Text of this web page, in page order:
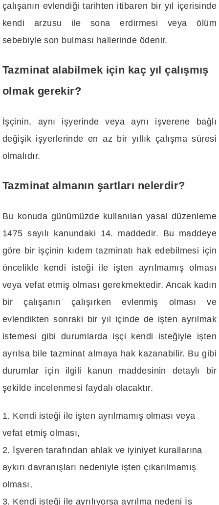
çalışanın evlendiği tarihten itibaren bir yıl içerisinde
kendi arzusu ile sona erdirmesi veya ölüm
sebebiyle son bulması hallerinde ödenir.
Tazminat alabilmek için kaç yıl çalışmış
olmak gerekir?
İşçinin, aynı işyerinde veya aynı işverene bağlı
değişik işyerlerinde en az bir yıllık çalışma süresi
olmalıdır.
Tazminat almanın şartları nelerdir?
Bu konuda günümüzde kullanılan yasal düzenleme
1475 sayılı kanundaki 14. maddedir. Bu maddeye
göre bir işçinin kıdem tazminatı hak edebilmesi için
öncelikle kendi isteği ile işten ayrılmamış olması
veya vefat etmiş olması gerekmektedir. Ancak kadın
bir çalışanın çalışırken evlenmiş olması ve
evlendikten sonraki bir yıl içinde de işten ayrılmak
istemesi gibi durumlarda işçi kendi isteğiyle işten
ayrılsa bile tazminat almaya hak kazanabilir. Bu gibi
durumlar için ilgili kanun maddesinin detaylı bir
şekilde incelenmesi faydalı olacaktır.
Kendi isteği ile işten ayrılmamış olması veya
vefat etmiş olması,
İşveren tarafından ahlak ve iyiniyet kurallarına
aykırı davranışları nedeniyle işten çıkarılmamış
olması,
Kendi isteği ile ayrılıyorsa ayrılma nedeni İş